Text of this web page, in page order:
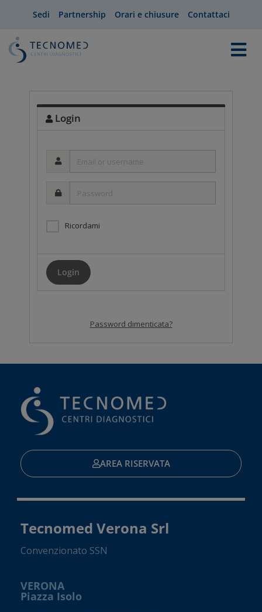
Sedi Partnership Orari e chiusure Contattaci
Login
Email
Ricordami
Password dimenticata?
AREA RISERVATA
Tecnomed Verona Srl
Convenzionato SSN
VERONA
Piazza Isolo